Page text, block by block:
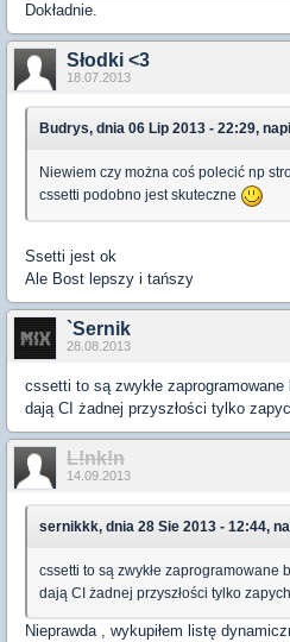
Dokładnie.
Słodki <3
18.07.2013
Budrys, dnia 06 Lip 2013 - 22:29,
Niewiem czy można coś polecić np
cssetti podobno jest skuteczne
Ssetti jest ok
Ale Bost lepszy i tańszy
`Sernik
28.08.2013
cssetti to są zwykłe
dają CI żadnej przyszłości tylko
L!nk!n
14.09.2013
sernikkk, dnia 28 Sie 2013 - 12:44,
cssetti to są zwykłe zaprogramowane
dają CI żadnej przyszłości tylko
Nieprawda , wykupiłem listę